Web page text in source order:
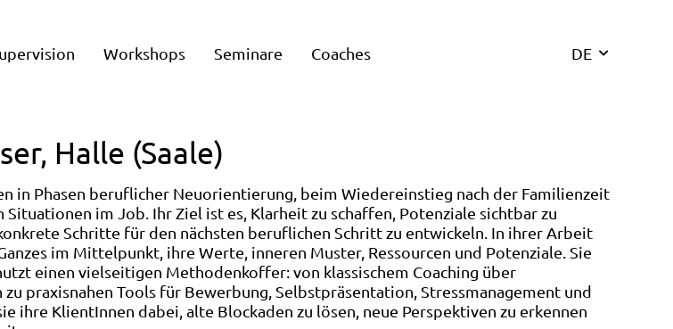
Workshops Seminare Coaches DE
Halle (Saale)
in Phasen beruflicher Neuorientierung, beim Wiedereinstieg nach der Familienzeit
im Job. Ihr Ziel ist es, Klarheit zu schaffen, Potenziale sichtbar zu
Schritte für den nächsten beruflichen Schritt zu entwickeln. In ihrer Arbeit
im Mittelpunkt, ihre Werte, inneren Muster, Ressourcen und Potenziale. Sie
einen vielseitigen Methodenkoffer: von klassischem Coaching über
praxisnahen Tools für Bewerbung, Selbstpräsentation, Stressmanagement und
ihre KlientInnen dabei, alte Blockaden zu lösen, neue Perspektiven zu erkennen